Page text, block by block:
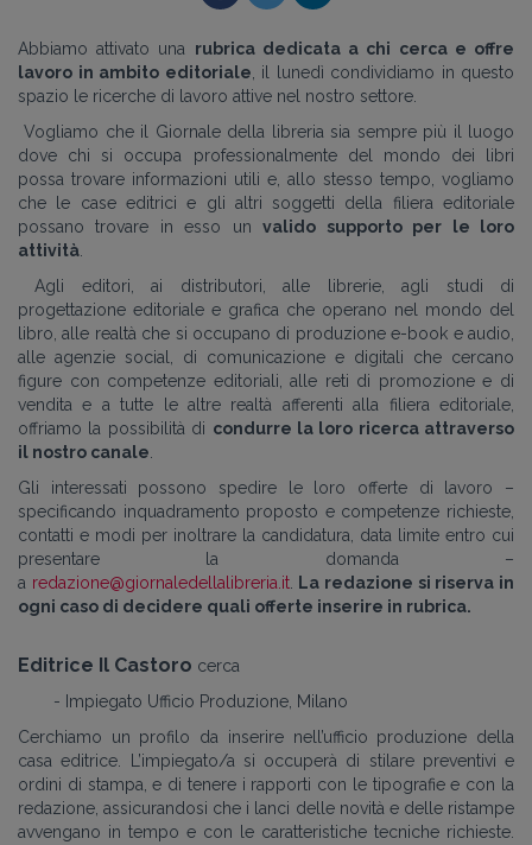
Abbiamo attivato una rubrica dedicata a chi cerca e offre
lavoro in ambito editoriale , il lunedì condividiamo in questo
spazio le ricerche di lavoro attive nel nostro settore.
Vogliamo che il Giornale della libreria sia sempre più il luogo
dove chi si occupa professionalmente del mondo dei libri
possa trovare informazioni utili e, allo stesso tempo, vogliamo
che le case editrici e gli altri soggetti della filiera editoriale
possano trovare in esso unvalido supporto per le loro
attività
Agli editori, ai distributori, alle librerie, agli studi di
progettazione editoriale e grafica che operano nel mondo del
libro, alle realtà che si occupano di produzione e-book e audio,
alle agenzie social, di comunicazione e digitali che cercano
figure con competenze editoriali, alle reti di promozione e di
vendita e a tutte le altre realtà afferenti alla filiera editoriale,
offriamo la possibilità di condurre la loro ricerca attraverso
il nostro canale
Gli interessati possono spedire le loro offerte di lavoro –
specificando inquadramento proposto e competenze richieste,
contatti e modi per inoltrare la candidatura, data limite entro cui
presentare la domanda –
a redazione@giornaledellalibreria.it.
La redazione si riserva in
ogni caso di decidere quali offerte inserire in rubrica.
Editrice Il Castoro cerca
- Impiegato Ufficio Produzione, Milano
Cerchiamo un profilo da inserire nell’ufficio produzione della
casa editrice. L’impiegato/a si occuperà di stilare preventivi e
ordini di stampa, e di tenere i rapporti con le tipografie e con la
redazione, assicurandosi che i lanci delle novità e delle ristampe
avvengano in tempo e con le caratteristiche tecniche richieste.